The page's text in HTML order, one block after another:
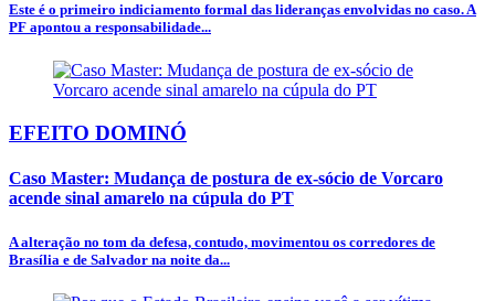
Este é o primeiro indiciamento formal das lideranças envolvidas no caso. A
PF apontou a responsabilidade...
EFEITO DOMINÓ
Caso Master: Mudança de postura de ex-sócio de Vorcaro
acende sinal amarelo na cúpula do PT
A alteração no tom da defesa, contudo, movimentou os corredores de
Brasília e de Salvador na noite da...